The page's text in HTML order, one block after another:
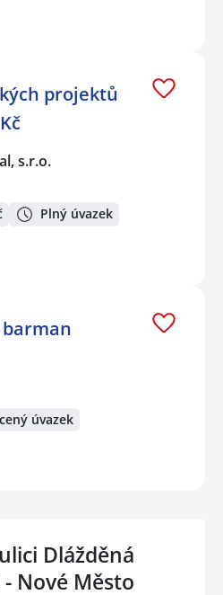
projektů
s.r.o.
Plný úvazek
úvazek
Dlážděná
Nové Město